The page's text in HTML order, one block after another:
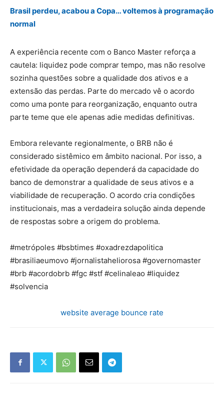
Brasil perdeu, acabou a Copa… voltemos à programação
normal
A experiência recente com o Banco Master reforça a
cautela: liquidez pode comprar tempo, mas não resolve
sozinha questões sobre a qualidade dos ativos e a
extensão das perdas. Parte do mercado vê o acordo
como uma ponte para reorganização, enquanto outra
parte teme que ele apenas adie medidas definitivas.
Embora relevante regionalmente, o BRB não é
considerado sistêmico em âmbito nacional. Por isso, a
efetividade da operação dependerá da capacidade do
banco de demonstrar a qualidade de seus ativos e a
viabilidade de recuperação. O acordo cria condições
institucionais, mas a verdadeira solução ainda depende
de respostas sobre a origem do problema.
#metrópoles #bsbtimes #oxadrezdapolitica
#brasiliaeumovo #jornalistaheliorosa #governomaster
#brb #acordobrb #fgc #stf #celinaleao #liquidez
#solvencia
website average bounce rate